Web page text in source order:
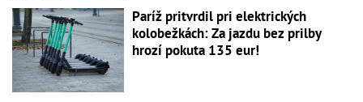
Paríž pritvrdil pri elektrických
kolobežkách: Za jazdu bez prilby
hrozí pokuta 135 eur!